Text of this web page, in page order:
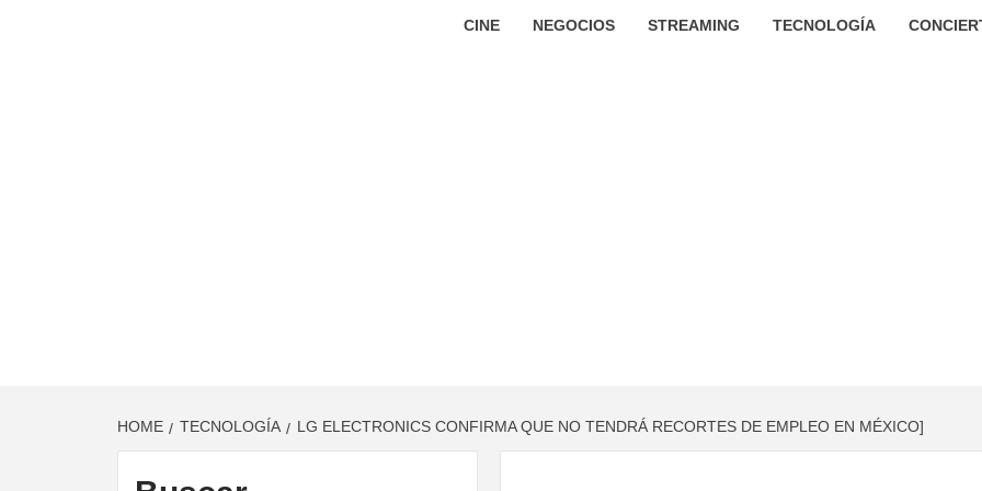
CINE NEGOCIOS STREAMING TECNOLOGÍA
HOME TECNOLOGÍA LG ELECTRONICS CONFIRMA QUE NO TENDRÁ RECORTES DE EMPLEO EN MÉXICO]